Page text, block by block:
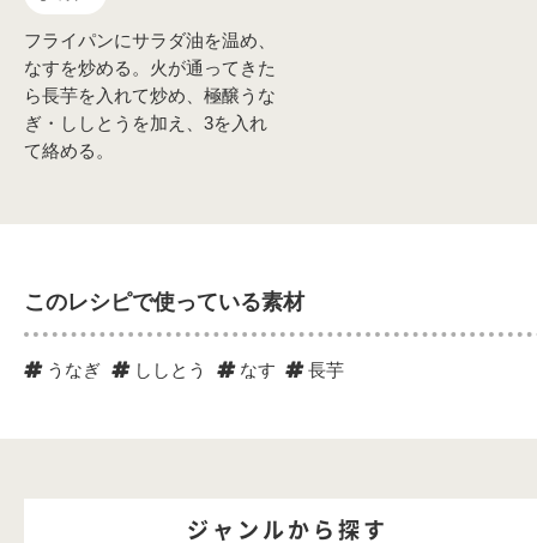
フライパンにサラダ油を温め、
なすを炒める。火が通ってきた
ら長芋を入れて炒め、極醸うな
ぎ・ししとうを加え、3を入れ
て絡める。
このレシピで使っている素材
うなぎ ししとう なす 長芋
ジャンルから探す